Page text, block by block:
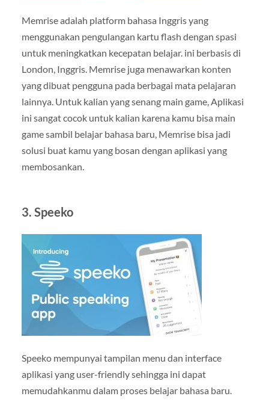
Memrise adalah platform bahasa Inggris yang
menggunakan pengulangan kartu flash dengan spasi
untuk meningkatkan kecepatan belajar. ini berbasis di
London, Inggris. Memrise juga menawarkan konten
yang dibuat pengguna pada berbagai mata pelajaran
lainnya. Untuk kalian yang senang main game, Aplikasi
ini sangat cocok untuk kalian karena kamu bisa main
game sambil belajar bahasa baru, Memrise bisa jadi
solusi buat kamu yang bosan dengan aplikasi yang
membosankan.
3. Speeko
Speeko mempunyai tampilan menu dan interface
aplikasi yang user-friendly sehingga ini dapat
memudahkanmu dalam proses belajar bahasa baru.